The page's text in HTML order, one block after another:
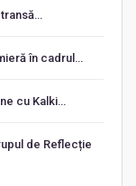
în cadrul…
cu Kalki…
de Reflecție